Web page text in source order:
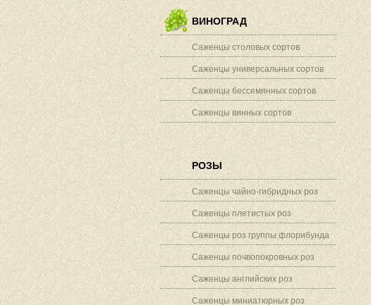
ВИНОГРАД
Саженцы столовых сортов
Саженцы универсальных сортов
Саженцы бессемянных сортов
Саженцы винных сортов
РОЗЫ
Саженцы чайно-гибридных роз
Саженцы плетистых роз
Саженцы роз группы флорибунда
Саженцы почвопокровных роз
Саженцы английских роз
Саженцы миниатюрных роз